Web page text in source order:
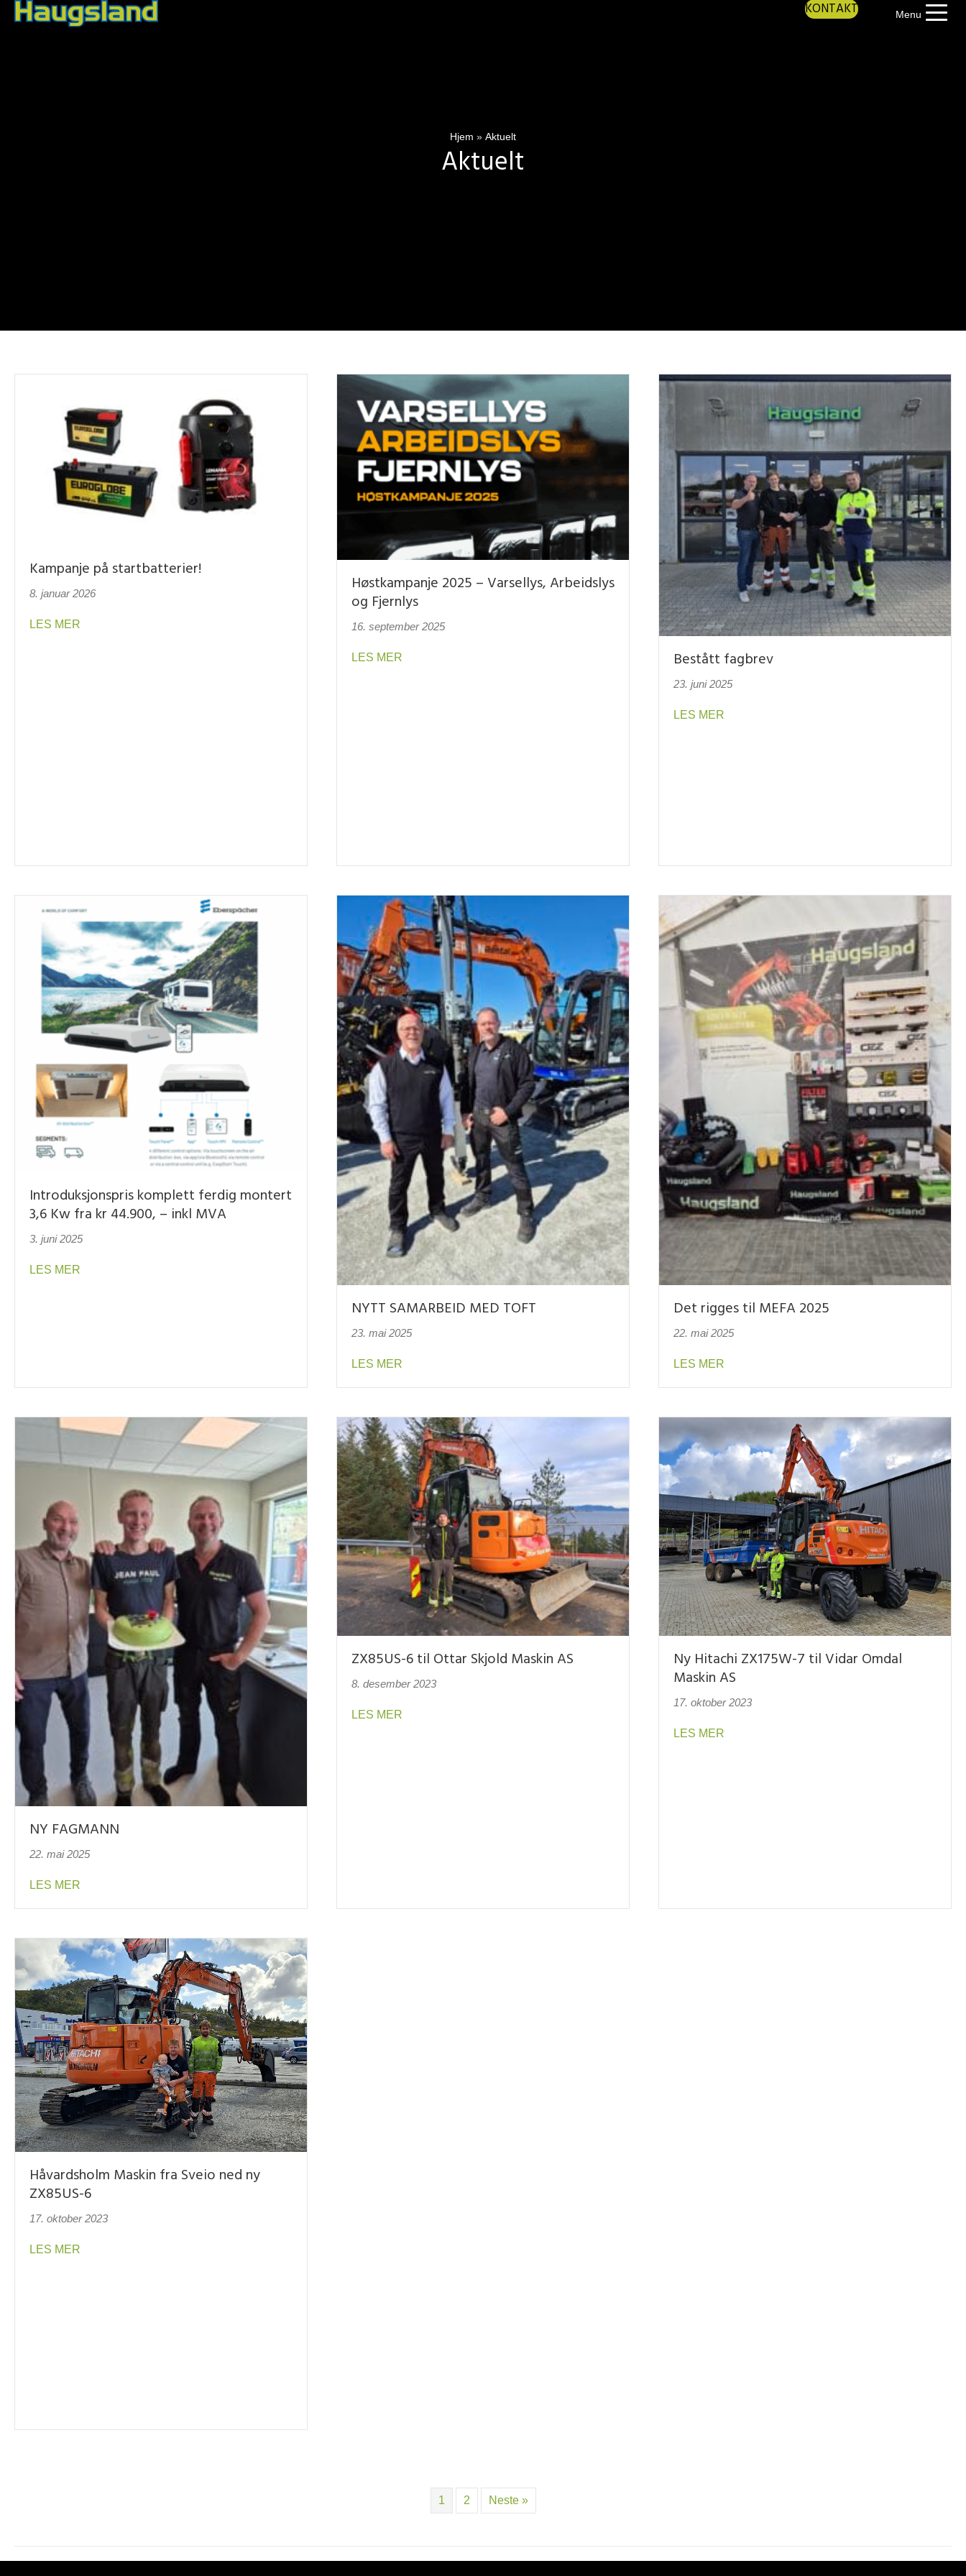
KONTAKT Menu
Hjem » Aktuelt
Aktuelt
Kampanje på startbatterier!
8. januar 2026
LES MER
Høstkampanje 2025 – Varsellys, Arbeidslys
og Fjernlys
16. september 2025
LES MER about Høstkampanje 2025 – Varsellys, Arbeidslys og FjernlysBestått fagbrev
23. juni 2025
LES MER
Introduksjonspris komplett ferdig montert
3,6 Kw fra kr 44.900, – inkl MVA
3. juni 2025
LES MER about Introduksjonspris komplett ferdig montert 3,6 Kw fra kr 44.900, – inkl MVA
NYTT SAMARBEID MED TOFT
23. mai 2025
LES MER
Det rigges til MEFA 2025
22. mai 2025
LES MER
NY FAGMANN
22. mai 2025
LES MER
ZX85US-6 til Ottar Skjold Maskin AS
8. desember 2023
LES MER
Ny Hitachi ZX175W-7 til Vidar Omdal
Maskin AS
17. oktober 2023
LES MER
Håvardsholm Maskin fra Sveio ned ny
ZX85US-6
17. oktober 2023
LES MER
1 2 Neste »